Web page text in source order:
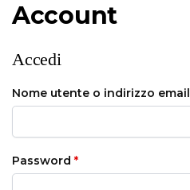
Account
Accedi
Nome utente o indirizzo email
Password *